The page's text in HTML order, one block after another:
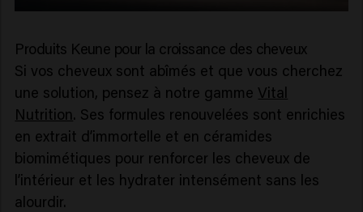
Produits Keune pour la croissance des cheveux
Si vos cheveux sont abîmés et que vous cherchez
une solution, pensez à notre gamme Vital
Nutrition. Ses formules renouvelées sont enrichies
en extrait d’immortelle et en céramides
biomimétiques pour renforcer les cheveux de
l’intérieur et les hydrater intensément sans les
alourdir.